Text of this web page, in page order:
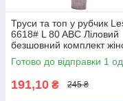
Труси та топ у рубчик
6618# L 80 ABC Ліловий
безшовний комплект
білизни 1 шт.
Готово до відправки 1 од.
191,10 ₴ 245 ₴